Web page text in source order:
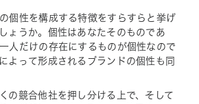
個性を構成する特徴をすらすらと挙げ
ょうか。個性はあなたそのものであ
人だけの存在にするものが個性なので
よって形成されるブランドの個性も同
の競合他社を押し分ける上で、そして